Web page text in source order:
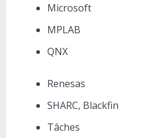
Microsoft
MPLAB
QNX
Renesas
SHARC, Blackfin
Tâches